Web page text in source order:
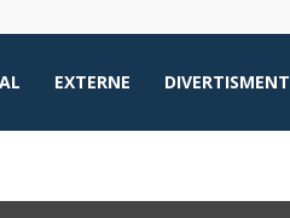
EXTERNE DIVERTISMENT